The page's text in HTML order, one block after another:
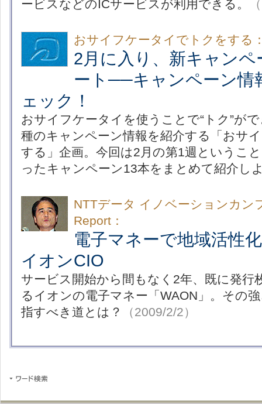
ービスなどのICサービスが利用できる。
おサイフケータイでトクをする
2月に入り、新キャン
ート──キャンペーン情
ェック！
おサイフケータイを使うことで“トク”が
種のキャンペーン情報を紹介する「おサ
する」企画。今回は2月の第1週というこ
ったキャンペーン13本をまとめて紹介し
NTTデータ イノベーションカン
Report：
電子マネーで地域活性
イオンCIO
サービス開始から間もなく2年、既に発行
るイオンの電子マネー「WAON」。その
指すべき道とは？
（2009/2/2）